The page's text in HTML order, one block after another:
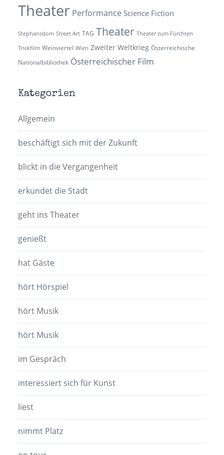
Theater Performance Science Fiction
Stephansdom Street Art TAG Theater Theater zum Fürchten
Trickfilm Weinviertel Wien Zweiter Weltkrieg Österreichische
Nationalbibliothek Österreichischer Film
Kategorien
Allgemein
beschäftigt sich mit der Zukunft
blickt in die Vergangenheit
erkundet die Stadt
geht ins Theater
genießt
hat Gäste
hört Hörspiel
hört Musik
hört Musik
im Gespräch
interessiert sich für Kunst
liest
nimmt Platz